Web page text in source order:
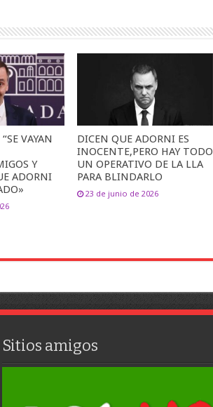
VAYAN
Y
ADORNI
DICEN QUE ADORNI ES
INOCENTE,PERO HAY TODO
UN OPERATIVO DE LA LLA
PARA BLINDARLO
23 de junio de 2026
Sitios amigos